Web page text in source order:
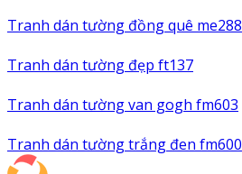
Tranh dán tường đồng quê me288
Tranh dán tường đẹp ft137
Tranh dán tường van gogh fm603
Tranh dán tường trắng đen fm600